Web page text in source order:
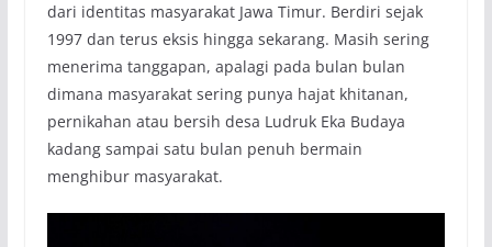
dari identitas masyarakat Jawa Timur. Berdiri sejak
1997 dan terus eksis hingga sekarang. Masih sering
menerima tanggapan, apalagi pada bulan bulan
dimana masyarakat sering punya hajat khitanan,
pernikahan atau bersih desa Ludruk Eka Budaya
kadang sampai satu bulan penuh bermain
menghibur masyarakat.